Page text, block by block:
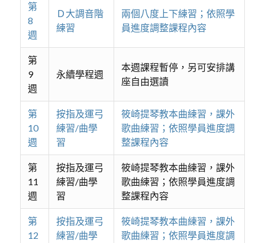
第
8
週
Ｄ大調音階
練習
兩個八度上下練習；依照學
員進度調整課程內容
第
9
週
永續學程週
本週課程暫停，另可安排講
座自由選讀
第
10
週
按指及運弓
練習/曲學
習
筱崎提琴教本曲練習，課外
歌曲練習；依照學員進度調
整課程內容
第
11
週
按指及運弓
練習/曲學
習
筱崎提琴教本曲練習，課外
歌曲練習；依照學員進度調
整課程內容
第
12
按指及運弓
練習/曲學
筱崎提琴教本曲練習，課外
歌曲練習；依照學員進度調